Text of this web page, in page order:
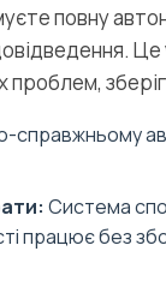
повну
Це
проблем,
справжньому
Система
працює без